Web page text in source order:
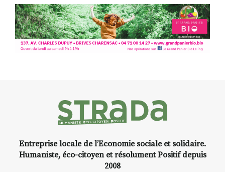
foutraques du lieu (on ne spoile
pas). Quant à
l’installation.Cochon Charbon,
elle joue
avec les.variations.de.couleurs.
d’Auzon, cette expo-
installation temporaire vous
livre une raison de plus d’aller
faire un tour dans la cité
médiévale du Brivadois cet été.
Entreprise locale de l’Economie sociale et solidaire.
Humaniste, éco-citoyen et résolument Positif depuis
2008